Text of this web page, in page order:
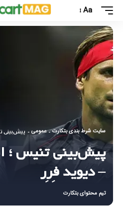
Aa
سایت شرط بندی بتکارت - عمومی - پیش‌بینی
پیش‌بینی تنیس ؛
– دیوید فِرِر
تیم محتوای بتکارت